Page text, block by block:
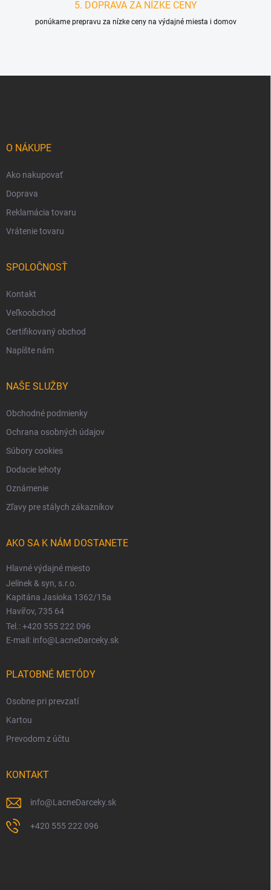
5. DOPRAVA ZA NÍZKE CENY
ponúkame prepravu za nízke ceny na výdajné miesta i domov
O NÁKUPE
Ako nakupovať
Doprava
Reklamácia tovaru
Vrátenie tovaru
SPOLOČNOSŤ
Kontakt
Veľkoobchod
Certifikovaný obchod
Napíšte nám
NAŠE SLUŽBY
Obchodné podmienky
Ochrana osobných údajov
Súbory cookies
Dodacie lehoty
Oznámenie
Zľavy pre stálych zákazníkov
AKO SA K NÁM DOSTANETE
Hlavné výdajné miesto
Jelínek & syn, s.r.o.
Kapitána Jasioka 1362/15a
Havířov, 735 64
Tel.: +420 555 222 096
E-mail: info@LacneDarceky.sk
PLATOBNÉ METÓDY
Osobne pri prevzatí
Kartou
Prevodom z účtu
KONTAKT
info@LacneDarceky.sk
+420 555 222 096